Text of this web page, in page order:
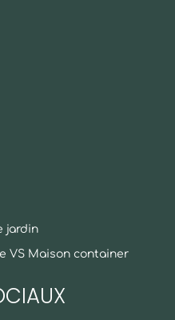
jardin
VS Maison container